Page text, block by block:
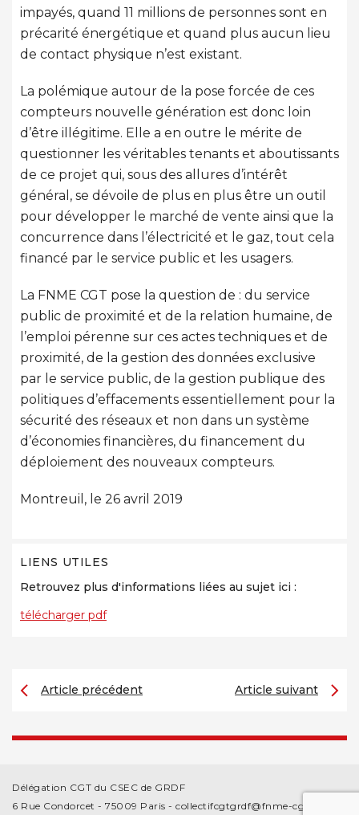
impayés, quand 11 millions de personnes sont en
précarité énergétique et quand plus aucun lieu
de contact physique n’est existant.
La polémique autour de la pose forcée de ces
compteurs nouvelle génération est donc loin
d’être illégitime. Elle a en outre le mérite de
questionner les véritables tenants et aboutissants
de ce projet qui, sous des allures d’intérêt
général, se dévoile de plus en plus être un outil
pour développer le marché de vente ainsi que la
concurrence dans l’électricité et le gaz, tout cela
financé par le service public et les usagers.
La FNME CGT pose la question de : du service
public de proximité et de la relation humaine, de
l’emploi pérenne sur ces actes techniques et de
proximité, de la gestion des données exclusive
par le service public, de la gestion publique des
politiques d’effacements essentiellement pour la
sécurité des réseaux et non dans un système
d’économies financières, du financement du
déploiement des nouveaux compteurs.
Montreuil, le 26 avril 2019
LIENS UTILES
Retrouvez plus d'informations liées au sujet ici :
télécharger pdf
Article précédent Article suivant
Délégation CGT du CSEC de GRDF
6 Rue Condorcet - 75009 Paris - collectifcgtgrdf@fnme-cgt.fr